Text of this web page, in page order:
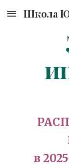
Skip to main
Школа
в